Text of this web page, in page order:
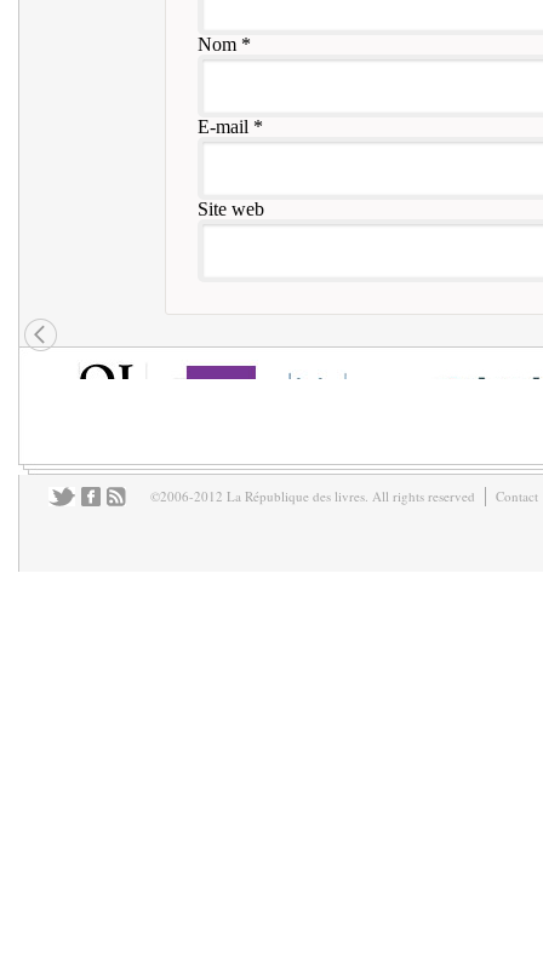
Nom*
E-mail *
Site web
©2006-2012 La République des livres. All rights reserved Contact